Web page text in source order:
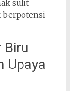
sulit
berpotensi
Biru
Upaya